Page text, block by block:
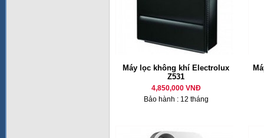
Máy lọc không khí Electrolux
Z531
4,850,000 VNĐ
Bảo hành : 12 tháng